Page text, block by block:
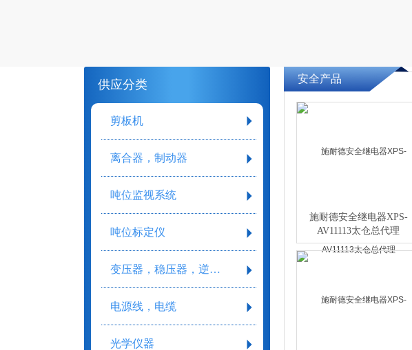
供应分类
剪板机
离合器，制动器
吨位监视系统
吨位标定仪
变压器，稳压器，逆变器
电源线，电缆
光学仪器
安全产品
施耐德安全继电器XPS-
AV11113太仓总代理